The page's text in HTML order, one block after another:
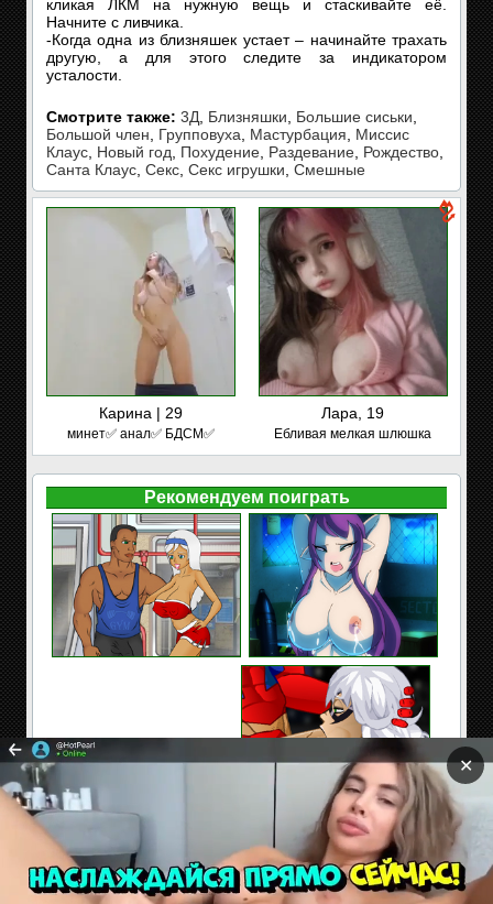
кликая ЛКМ на нужную вещь и стаскивайте её.
Начните с ливчика.
-Когда одна из близняшек устает – начинайте трахать
другую, а для этого следите за индикатором
усталости.
Смотрите также: 3Д Близняшки Большие сиськи
Большой член
Групповуха Мастурбация
Миссис
Клаус Новый год Похудение Раздевание Рождество
Санта Клаус Секс Секс игрушки Смешные
Карина | 29
минет✅ анал✅ БДСМ✅
Лара, 19
Ебливая мелкая шлюшка
Рекомендуем поиграть
Сайт содержит материалы предназначенные только
✕